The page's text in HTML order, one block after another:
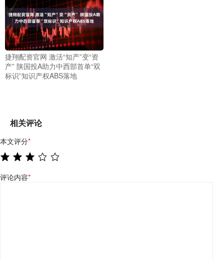
捷翔配资官网 激活“知产”变“资
产” 陕国投A助力中西部首单“双
标识”知识产权ABS落地
相关评论
本文评分*
评论内容*